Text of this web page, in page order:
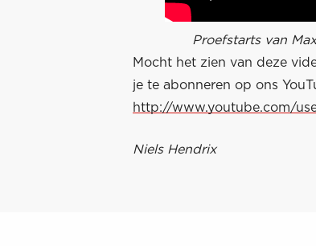
Proefstarts van
Mocht het zien van deze
je te abonneren op ons
http://www.youtube.com/
Niels Hendrix